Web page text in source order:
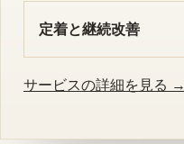
定着と継続改善
サービスの詳細を見る →